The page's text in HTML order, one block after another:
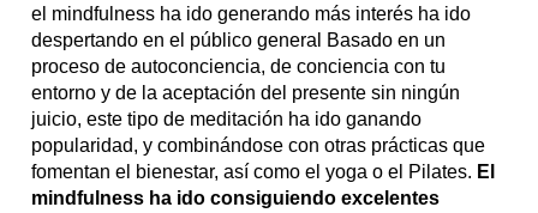
el mindfulness ha ido generando más interés ha ido
despertando en el público general Basado en un
proceso de autoconciencia, de conciencia con tu
entorno y de la aceptación del presente sin ningún
juicio, este tipo de meditación ha ido ganando
popularidad, y combinándose con otras prácticas que
fomentan el bienestar, así como el yoga o el Pilates. El
mindfulness ha ido consiguiendo excelentes